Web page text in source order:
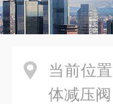
当前位置
体减压阀